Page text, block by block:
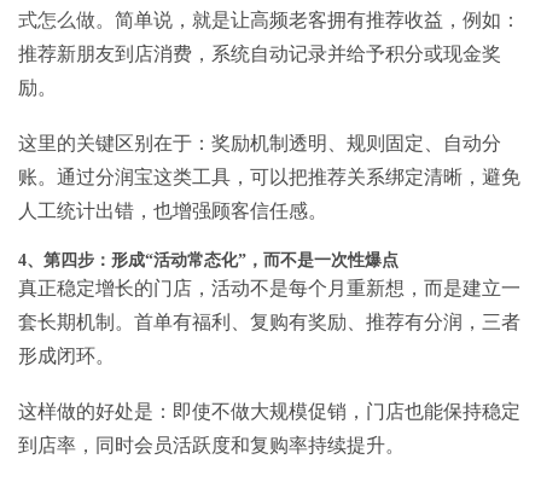
式怎么做。简单说，就是让高频老客拥有推荐收益，例如：
推荐新朋友到店消费，系统自动记录并给予积分或现金奖
励。
这里的关键区别在于：奖励机制透明、规则固定、自动分
账。通过分润宝这类工具，可以把推荐关系绑定清晰，避免
人工统计出错，也增强顾客信任感。
4、第四步：形成“活动常态化”，而不是一次性爆点
真正稳定增长的门店，活动不是每个月重新想，而是建立一
套长期机制。首单有福利、复购有奖励、推荐有分润，三者
形成闭环。
这样做的好处是：即使不做大规模促销，门店也能保持稳定
到店率，同时会员活跃度和复购率持续提升。